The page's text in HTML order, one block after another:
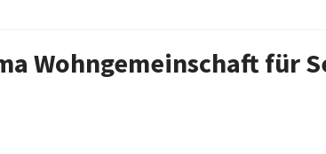
Wohngemeinschaft für